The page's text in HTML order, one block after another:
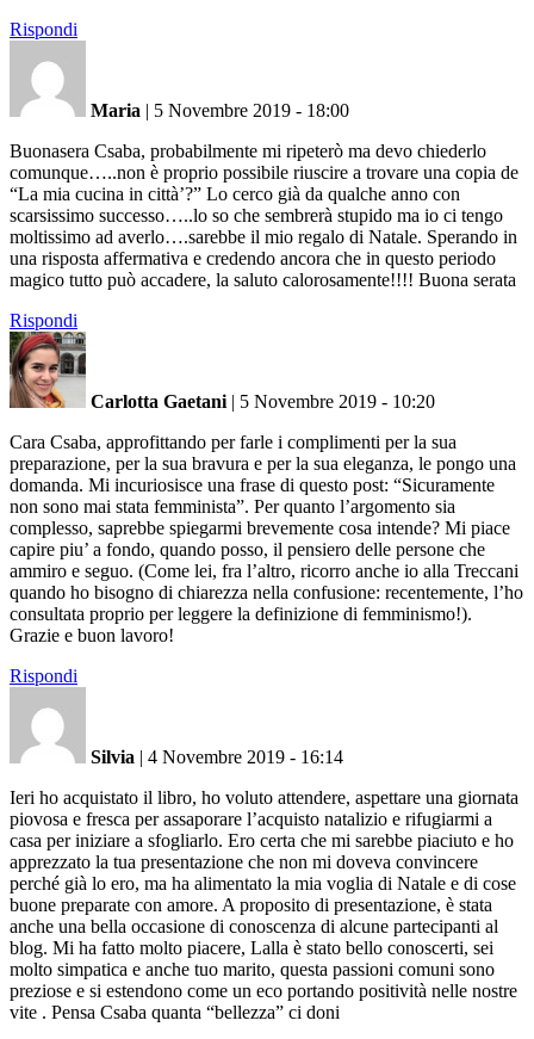
Rispondi
Maria | 5 Novembre 2019 - 18:00
Buonasera Csaba, probabilmente mi ripeterò ma devo chiederlo
comunque…..non è proprio possibile riuscire a trovare una copia de
“La mia cucina in città’?” Lo cerco già da qualche anno con
scarsissimo successo…..lo so che sembrerà stupido ma io ci tengo
moltissimo ad averlo….sarebbe il mio regalo di Natale. Sperando in
una risposta affermativa e credendo ancora che in questo periodo
magico tutto può accadere, la saluto calorosamente!!!! Buona serata
Rispondi
Carlotta Gaetani | 5 Novembre 2019 - 10:20
Cara Csaba, approfittando per farle i complimenti per la sua
preparazione, per la sua bravura e per la sua eleganza, le pongo una
domanda. Mi incuriosisce una frase di questo post: “Sicuramente
non sono mai stata femminista”. Per quanto l’argomento sia
complesso, saprebbe spiegarmi brevemente cosa intende? Mi piace
capire piu’ a fondo, quando posso, il pensiero delle persone che
ammiro e seguo. (Come lei, fra l’altro, ricorro anche io alla Treccani
quando ho bisogno di chiarezza nella confusione: recentemente, l’ho
consultata proprio per leggere la definizione di femminismo!).
Grazie e buon lavoro!
Rispondi
Silvia | 4 Novembre 2019 - 16:14
Ieri ho acquistato il libro, ho voluto attendere, aspettare una giornata
piovosa e fresca per assaporare l’acquisto natalizio e rifugiarmi a
casa per iniziare a sfogliarlo. Ero certa che mi sarebbe piaciuto e ho
apprezzato la tua presentazione che non mi doveva convincere
perché già lo ero, ma ha alimentato la mia voglia di Natale e di cose
buone preparate con amore. A proposito di presentazione, è stata
anche una bella occasione di conoscenza di alcune partecipanti al
blog. Mi ha fatto molto piacere, Lalla è stato bello conoscerti, sei
molto simpatica e anche tuo marito, questa passioni comuni sono
preziose e si estendono come un eco portando positività nelle nostre
vite . Pensa Csaba quanta “bellezza” ci doni